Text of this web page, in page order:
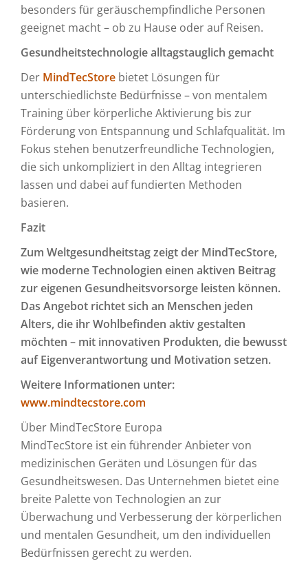
besonders für geräuschempfindliche Personen
geeignet macht – ob zu Hause oder auf Reisen.
Gesundheitstechnologie alltagstauglich gemacht
Der MindTecStore bietet Lösungen für
unterschiedlichste Bedürfnisse – von mentalem
Training über körperliche Aktivierung bis zur
Förderung von Entspannung und Schlafqualität. Im
Fokus stehen benutzerfreundliche Technologien,
die sich unkompliziert in den Alltag integrieren
lassen und dabei auf fundierten Methoden
basieren.
Fazit
Zum Weltgesundheitstag zeigt der MindTecStore,
wie moderne Technologien einen aktiven Beitrag
zur eigenen Gesundheitsvorsorge leisten können.
Das Angebot richtet sich an Menschen jeden
Alters, die ihr Wohlbefinden aktiv gestalten
möchten – mit innovativen Produkten, die bewusst
auf Eigenverantwortung und Motivation setzen.
Weitere Informationen unter:
www.mindtecstore.com
Über MindTecStore Europa
MindTecStore ist ein führender Anbieter von
medizinischen Geräten und Lösungen für das
Gesundheitswesen. Das Unternehmen bietet eine
breite Palette von Technologien an zur
Überwachung und Verbesserung der körperlichen
und mentalen Gesundheit, um den individuellen
Bedürfnissen gerecht zu werden.